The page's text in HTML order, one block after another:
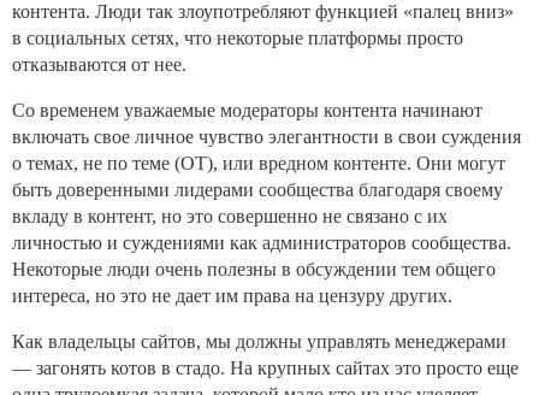
контента. Люди так злоупотребляют функцией «палец вниз»
в социальных сетях, что некоторые платформы просто
отказываются от нее.
Со временем уважаемые модераторы контента начинают
включать свое личное чувство элегантности в свои суждения
о темах, не по теме (OT), или вредном контенте. Они могут
быть доверенными лидерами сообщества благодаря своему
вкладу в контент, но это совершенно не связано с их
личностью и суждениями как администраторов сообщества.
Некоторые люди очень полезны в обсуждении тем общего
интереса, но это не дает им права на цензуру других.
Как владельцы сайтов, мы должны управлять менеджерами
— загонять котов в стадо. На крупных сайтах это просто еще